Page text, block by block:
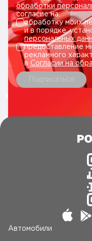
обработки
согласие на:
обработку моих
и в порядке,
персональных
предоставление
рекламного
в Согласии на
Подписаться
Автомобили